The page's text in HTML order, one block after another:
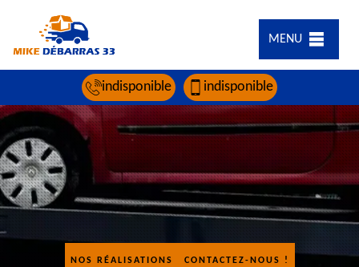
MENU
indisponible indisponible
NOS RÉALISATIONS CONTACTEZ-NOUS !